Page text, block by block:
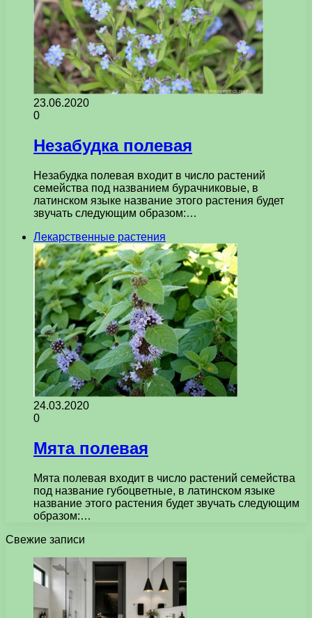
23.06.2020
0
Незабудка полевая
Незабудка полевая входит в число растений
семейства под названием бурачниковые, в
латинском языке название этого растения будет
звучать следующим образом:…
Лекарственные растения
24.03.2020
0
Мята полевая
Мята полевая входит в число растений семейства
под название губоцветные, в латинском языке
название этого растения будет звучать следующим
образом:…
Свежие записи